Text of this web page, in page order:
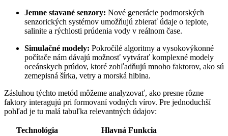
Jemne stavané senzory: Nové generácie podmorských
senzorických systémov umožňujú zbierať údaje o teplote,
salinite a rýchlosti prúdenia vody v reálnom čase.
Simulačné modely: Pokročilé algoritmy a vysokovýkonné
počítače nám dávajú možnosť vytvárať komplexné modely
oceánskych prúdov, ktoré zohľadňujú mnoho faktorov, ako sú
zemepisná šírka, vetry a morská hlbina.
Zásluhou týchto metód môžeme analyzovať, ako presne rôzne
faktory interagujú pri formovaní vodných vírov. Pre jednoduchší
pohľad je tu malá tabuľka relevantných údajov:
Technológia
Hlavná Funkcia